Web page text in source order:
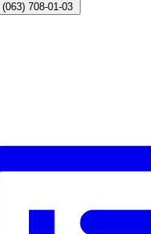
(063) 708-01-03